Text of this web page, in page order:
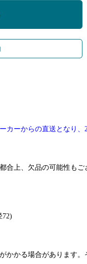
カーからの直送となり
合上、欠品の可能性も
72)
かかる場合があります